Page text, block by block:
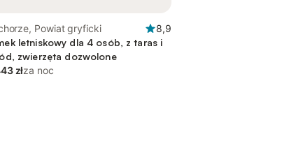
Powiat gryficki
8,9
letniskowy dla 4 osób, z taras i
zwierzęta dozwolone
złza noc